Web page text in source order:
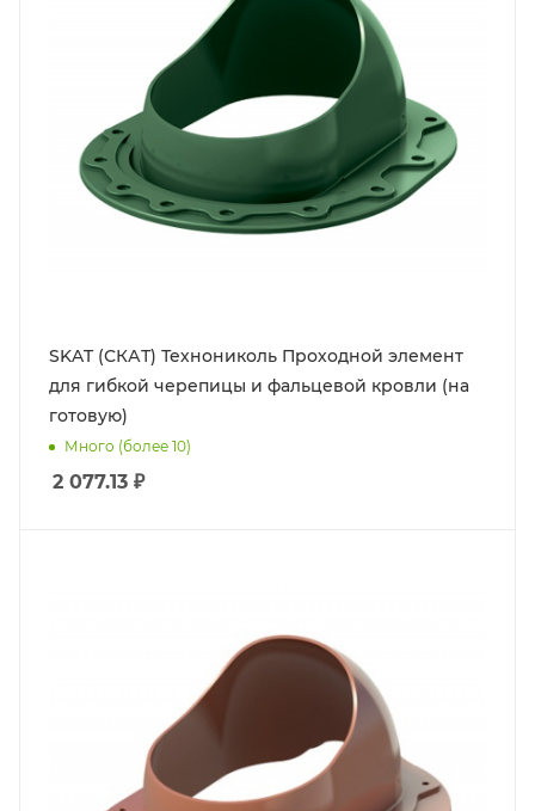
SKAT (СКАТ) Технониколь Проходной элемент
для гибкой черепицы и фальцевой кровли (на
готовую)
Много (более 10)
2 077.13 ₽